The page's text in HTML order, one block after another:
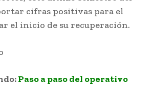
cifras positivas para el
el inicio de su recuperación.
Paso a paso del operativo